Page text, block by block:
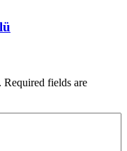
fields are